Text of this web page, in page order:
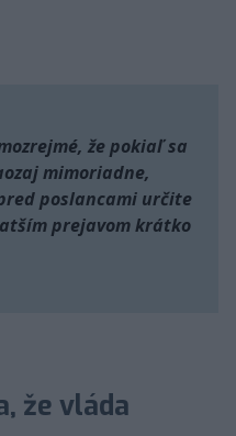
že pokiaľ sa
mimoriadne,
poslancami určite
prejavom krátko
že vláda